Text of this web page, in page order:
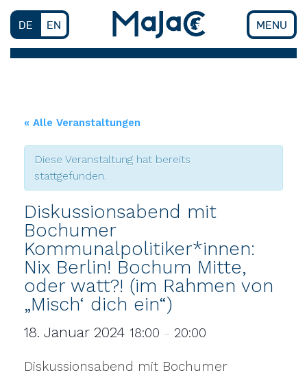
Skip
to
content
DE EN MENU
« Alle Veranstaltungen
Diese Veranstaltung hat bereits
stattgefunden.
Diskussionsabend mit
Bochumer
Kommunalpolitiker*innen:
Nix Berlin! Bochum Mitte,
oder watt?! (im Rahmen von
„Misch‘ dich ein“)
18. Januar 2024 18:00 – 20:00
Diskussionsabend mit Bochumer